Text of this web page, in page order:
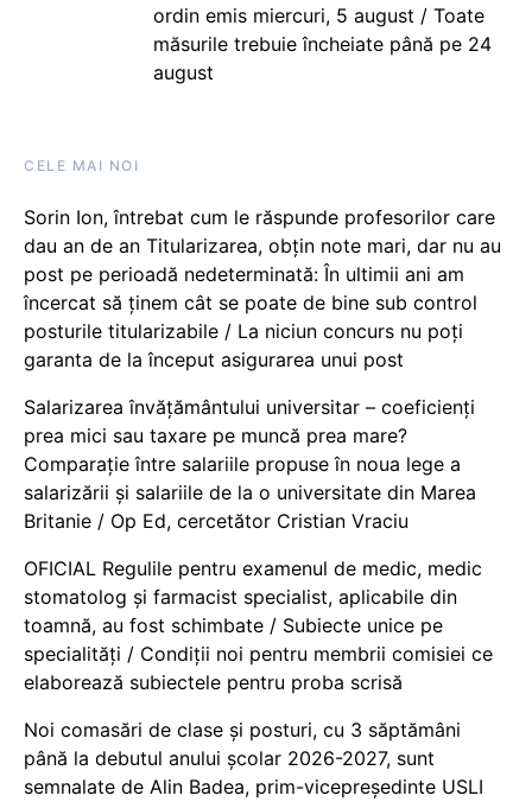
ordin emis miercuri, 5 august / Toate
măsurile trebuie încheiate până pe 24
august
CELE MAI NOI
Sorin Ion, întrebat cum le răspunde profesorilor care
dau an de an Titularizarea, obțin note mari, dar nu au
post pe perioadă nedeterminată: În ultimii ani am
încercat să ținem cât se poate de bine sub control
posturile titularizabile / La niciun concurs nu poți
garanta de la început asigurarea unui post
Salarizarea învățământului universitar – coeficienți
prea mici sau taxare pe muncă prea mare?
Comparație între salariile propuse în noua lege a
salarizării și salariile de la o universitate din Marea
Britanie / Op Ed, cercetător Cristian Vraciu
OFICIAL Regulile pentru examenul de medic, medic
stomatolog și farmacist specialist, aplicabile din
toamnă, au fost schimbate / Subiecte unice pe
specialități / Condiții noi pentru membrii comisiei ce
elaborează subiectele pentru proba scrisă
Noi comasări de clase și posturi, cu 3 săptămâni
până la debutul anului școlar 2026-2027, sunt
semnalate de Alin Badea, prim-vicepreședinte USLI